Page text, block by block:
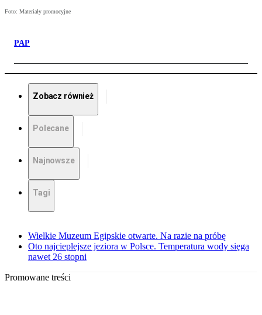
Foto: Materiały promocyjne
PAP
Zobacz również
Polecane
Najnowsze
Tagi
Wielkie Muzeum Egipskie otwarte. Na razie na próbę
Oto najcieplejsze jeziora w Polsce. Temperatura wody sięga
nawet 26 stopni
Promowane treści